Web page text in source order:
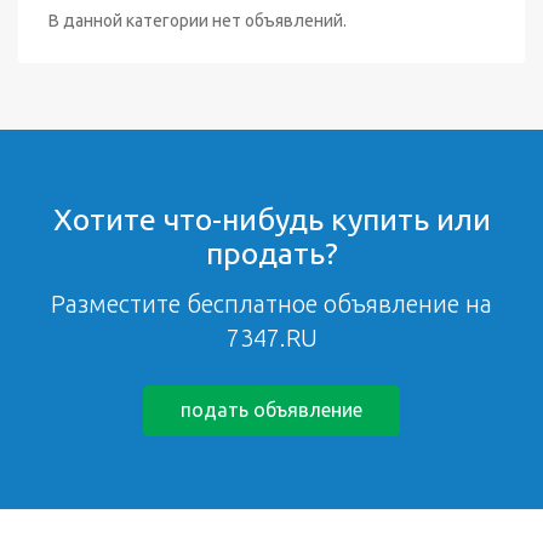
В данной категории нет объявлений.
Хотите что-нибудь купить или
продать?
Разместите бесплатное объявление на
7347.RU
подать объявление